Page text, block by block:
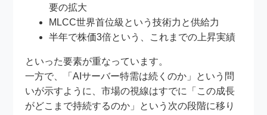
要の拡大
MLCC世界首位級という技術力と供給力
半年で株価3倍という、これまでの上昇実績
といった要素が重なっています。
一方で、「AIサーバー特需は続くのか」という問
いが示すように、市場の視線はすでに「この成長
がどこまで持続するのか」という次の段階に移り